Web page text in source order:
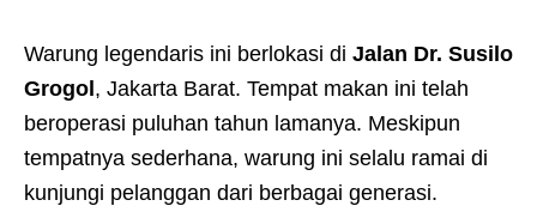
Warung legendaris ini berlokasi di Jalan Dr. Susilo
Grogol, Jakarta Barat. Tempat makan ini telah
beroperasi puluhan tahun lamanya. Meskipun
tempatnya sederhana, warung ini selalu ramai di
kunjungi pelanggan dari berbagai generasi.